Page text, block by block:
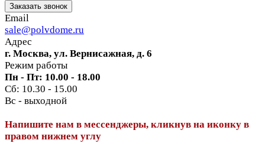
Заказать звонок
Email
sale@polvdome.ru
Адрес
г. Москва, ул. Вернисажная, д. 6
Режим работы
Пн - Пт: 10.00 - 18.00
Сб: 10.30 - 15.00
Вс - выходной
Напишите нам в мессенджеры, кликнув на иконку в
правом нижнем углу